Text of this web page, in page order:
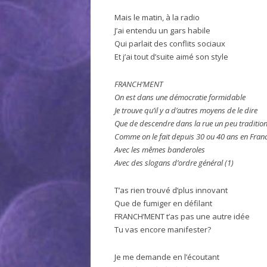
Mais le matin, à la radio
J’ai entendu un gars habile
Qui parlait des conflits sociaux
Et j’ai tout d’suite aimé son style
FRANCH’MENT
On est dans une démocratie formidable
Je trouve qu’il y a d’autres moyens de le dire
Que de descendre dans la rue un peu
Comme on le fait depuis 30 ou 40 ans en
Avec les mêmes banderoles
Avec des slogans d’ordre général (1)
T’as rien trouvé d’plus innovant
Que de fumiger en défilant
FRANCH’MENT t’as pas une autre idée
Tu vas encore manifester?
Je me demande en l’écoutant